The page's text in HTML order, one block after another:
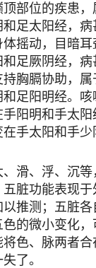
顶部位的疾患
足太阳经，
摇动，目暗
足厥阴经，
胸膈协助，
足阳明经。
阳明和手太阳
手太阳和手少
滑、浮、沉
脏功能表现
推测；五脏
的微小变化
色、脉两者
了。